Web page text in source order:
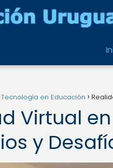
Tecnología en Educación
Virtual
y